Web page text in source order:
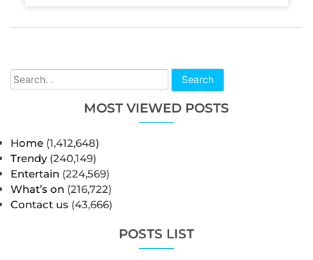
Search
MOST VIEWED POSTS
Home (1,412,648)
Trendy (240,149)
Entertain (224,569)
What’s on (216,722)
Contact us (43,666)
POSTS LIST